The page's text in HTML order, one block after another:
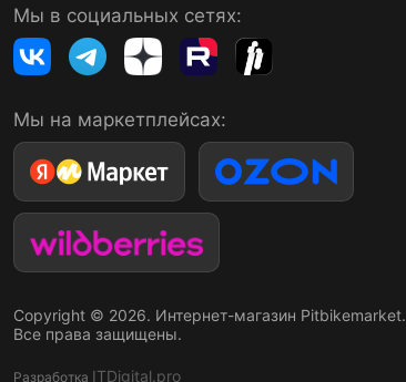
Мы в социальных сетях:
Мы на маркетплейсах:
Copyright © 2026. Интернет-магазин Pitbikemarket.
Все права защищены.
Разработка ITDigital.pro